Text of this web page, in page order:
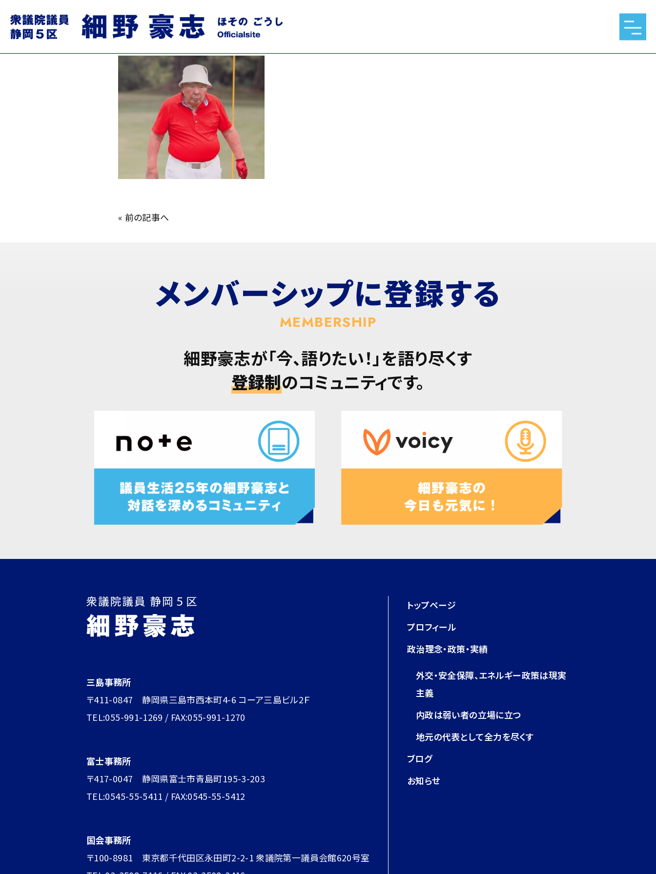
488936429_1054631919812434_2020592650370557501_n.jpg
« 前の記事へ
メンバーシップに登録する
MEMBERSHIP
細野豪志が「今、語りたい！」を語り尽くす
登録制のコミュニティです。
三島事務所
〒411-0847 静岡県三島市西本町4-6 コーア三島ビル2Ｆ
TEL:055-991-1269 / FAX:055-991-1270
富士事務所
〒417-0047 静岡県富士市青島町195-3-203
TEL:0545-55-5411 / FAX:0545-55-5412
国会事務所
〒100-8981 東京都千代田区永田町2-2-1 衆議院第一議員会館620号室
トップページ
プロフィール
政治理念・政策・実績
外交・安全保障、エネルギー政策は現実
主義
内政は弱い者の立場に立つ
地元の代表として全力を尽くす
ブログ
お知らせ